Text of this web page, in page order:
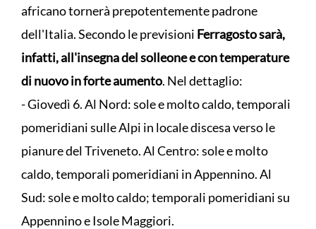
africano tornerà prepotentemente padrone
dell'Italia. Secondo le previsioni Ferragosto sarà,
infatti, all'insegna del solleone e con temperature
di nuovo in forte aumento. Nel dettaglio:
- Giovedì 6. Al Nord: sole e molto caldo, temporali
pomeridiani sulle Alpi in locale discesa verso le
pianure del Triveneto. Al Centro: sole e molto
caldo, temporali pomeridiani in Appennino. Al
Sud: sole e molto caldo; temporali pomeridiani su
Appennino e Isole Maggiori.